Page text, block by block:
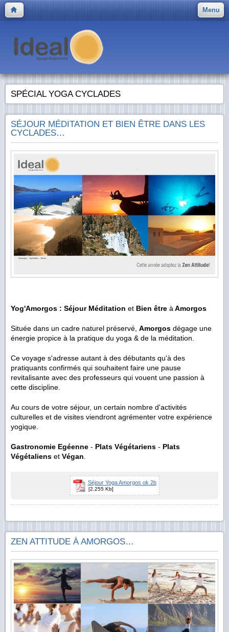
Menu
SPÉCIAL YOGA CYCLADES
SÉJOUR MÉDITATION ET BIEN ÊTRE DANS LES
CYCLADES…
Yog'Amorgos : Séjour Méditation et Bien être àAmorgos
Située dans un cadre naturel préservé, Amorgos dégage une
énergie propice à la pratique du yoga & de la méditation.
Ce voyage s'adresse autant à des débutants qu'à des
pratiquants confirmés qui souhaitent faire une pause
revitalisante avec des professeurs qui vouent une passion à
cette discipline.
Au cours de votre séjour, un certain nombre d'activités
culturelles et de visites viendront agrémenter votre expérience
yogique.
Gastronomie Egéenne - Plats Végétariens - Plats
Végétaliens et Végan.
Séjour Yoga Amorgos ok 2b
[2.255 Kb]
ZEN ATTITUDE À AMORGOS…